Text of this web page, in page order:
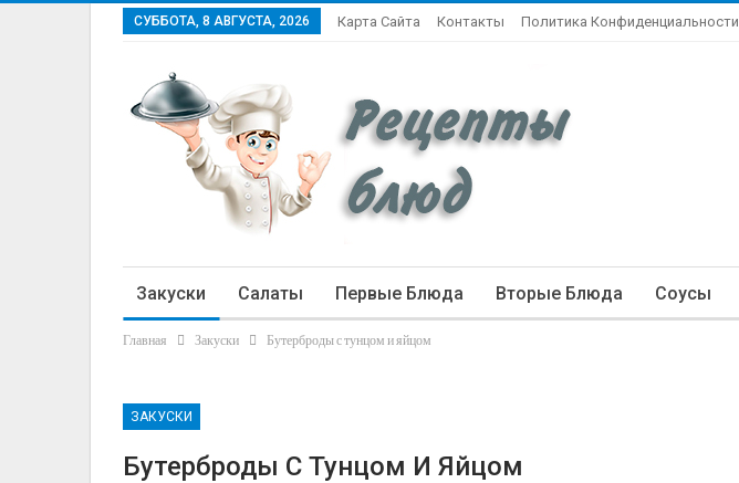
СУББОТА, 8 АВГУСТА, 2026 Карта Сайта Контакты Политика Конфиденциальности
Закуски Салаты Первые Блюда Вторые Блюда Соусы
Статьи
Главная Закуски Бутерброды с тунцом и яйцом
ЗАКУСКИ
Бутерброды С Тунцом И Яйцом